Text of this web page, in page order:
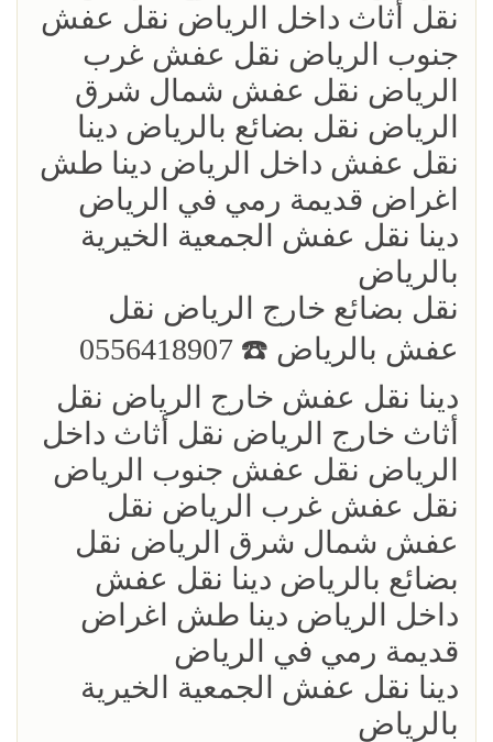
نقل أثاث داخل الرياض نقل عفش
جنوب الرياض نقل عفش غرب
الرياض نقل عفش شمال شرق
الرياض نقل بضائع بالرياض دينا
نقل عفش داخل الرياض دينا طش
اغراض قديمة رمي في الرياض
دينا نقل عفش الجمعية الخيرية
بالرياض
نقل بضائع خارج الرياض ‏نقل
عفش بالرياض ☎️ 0556418907
دينا نقل عفش خارج الرياض نقل
أثاث خارج الرياض نقل أثاث داخل
الرياض نقل عفش جنوب الرياض
نقل عفش غرب الرياض نقل
عفش شمال شرق الرياض نقل
بضائع بالرياض دينا نقل عفش
داخل الرياض دينا طش اغراض
قديمة رمي في الرياض
دينا نقل عفش الجمعية الخيرية
بالرياض